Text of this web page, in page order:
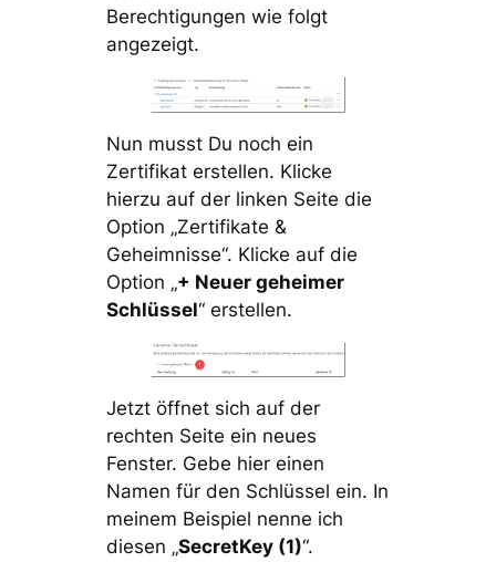
Berechtigungen wie folgt
angezeigt.
Nun musst Du noch ein
Zertifikat erstellen. Klicke
hierzu auf der linken Seite die
Option „Zertifikate &
Geheimnisse“. Klicke auf die
Option „+ Neuer geheimer
Schlüssel“ erstellen.
Jetzt öffnet sich auf der
rechten Seite ein neues
Fenster. Gebe hier einen
Namen für den Schlüssel ein. In
meinem Beispiel nenne ich
diesen „SecretKey (1)“.